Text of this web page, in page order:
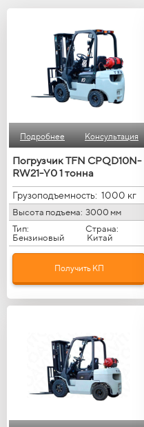
Подробнее Консультация
Погрузчик TFN CPQD10N-
RW21-Y0 1 тонна
Грузоподъемность: 1000 кг
Высота подъема: 3000 мм
Тип:
Бензиновый
Страна:
Китай
Получить КП